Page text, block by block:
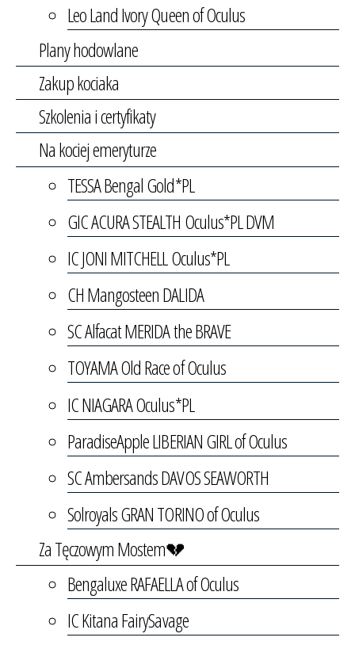
Leo Land Ivory Queen of Oculus
Plany hodowlane
Zakup kociaka
Szkolenia i certyfikaty
Na kociej emeryturze
TESSA Bengal Gold*PL
GIC ACURA STEALTH Oculus*PL DVM
IC JONI MITCHELL Oculus*PL
CH Mangosteen DALIDA
SC Alfacat MERIDA the BRAVE
TOYAMA Old Race of Oculus
IC NIAGARA Oculus*PL
ParadiseApple LIBERIAN GIRL of Oculus
SC Ambersands DAVOS SEAWORTH
Solroyals GRAN TORINO of Oculus
Za Tęczowym Mostem💔
Bengaluxe RAFAELLA of Oculus
IC Kitana FairySavage